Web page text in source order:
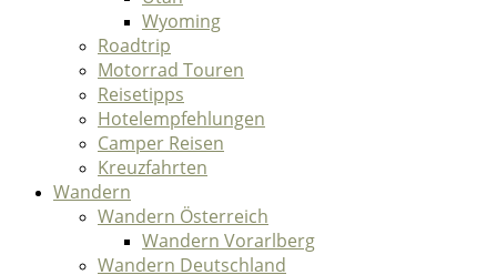
Wyoming
Roadtrip
Motorrad Touren
Reisetipps
Hotelempfehlungen
Camper Reisen
Kreuzfahrten
Wandern
Wandern Österreich
Wandern Vorarlberg
Wandern Deutschland